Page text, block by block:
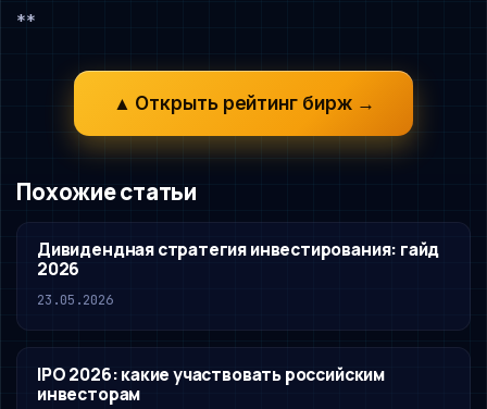
**
▲ Открыть рейтинг бирж →
Похожие статьи
Дивидендная стратегия инвестирования: гайд
2026
23.05.2026
IPO 2026: какие участвовать российским
инвесторам